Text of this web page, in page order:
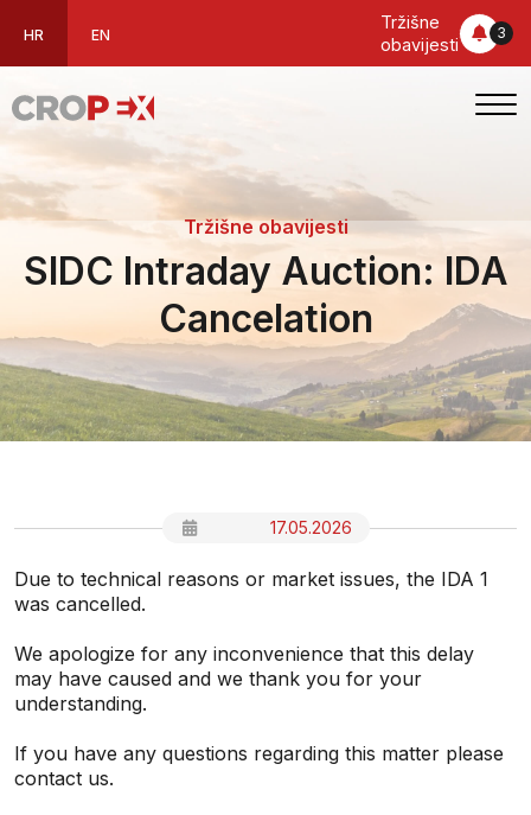
3
Tržišne
obavijesti
HR EN
Tržišne obavijesti
SIDC Intraday Auction: IDA
Cancelation
17.05.2026
Due to technical reasons or market issues, the IDA 1
was cancelled.
We apologize for any inconvenience that this delay
may have caused and we thank you for your
understanding.
If you have any questions regarding this matter please
contact us.